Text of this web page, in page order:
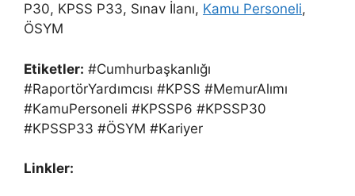
P30, KPSS P33, Sınav İlanı, Kamu Personeli,
ÖSYM
Etiketler: #Cumhurbaşkanlığı
#RaportörYardımcısı #KPSS #MemurAlımı
#KamuPersoneli #KPSSP6 #KPSSP30
#KPSSP33 #ÖSYM #Kariyer
Linkler: